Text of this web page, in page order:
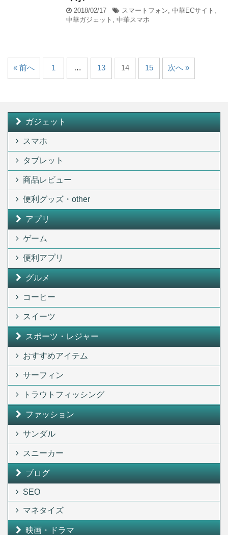
2018/02/17 スマートフォン 中華ECサイト
中華ガジェット
中華スマホ
« 前へ 1 … 13 14 15 次へ »
ガジェット
スマホ
タブレット
商品レビュー
便利グッズ・other
アプリ
ゲーム
便利アプリ
グルメ
コーヒー
スイーツ
スポーツ・レジャー
おすすめアイテム
サーフィン
トラウトフィッシング
ファッション
サンダル
スニーカー
ブログ
SEO
マネタイズ
映画・ドラマ